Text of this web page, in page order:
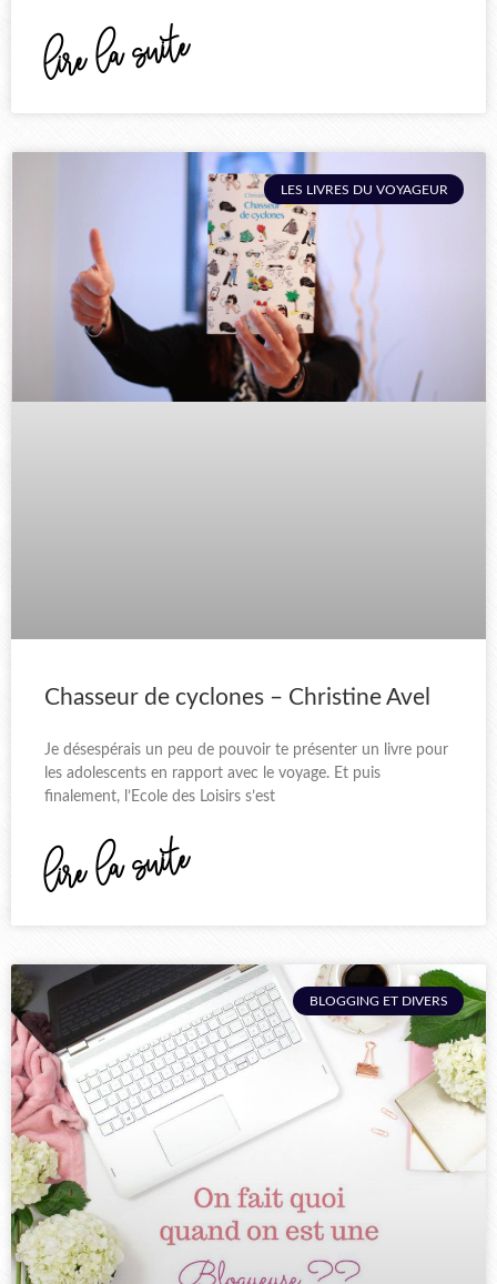
lire la suite
LES LIVRES DU VOYAGEUR
Chasseur de cyclones – Christine Avel
Je désespérais un peu de pouvoir te présenter un livre pour
les adolescents en rapport avec le voyage. Et puis
finalement, l’Ecole des Loisirs s’est
lire la suite
BLOGGING ET DIVERS